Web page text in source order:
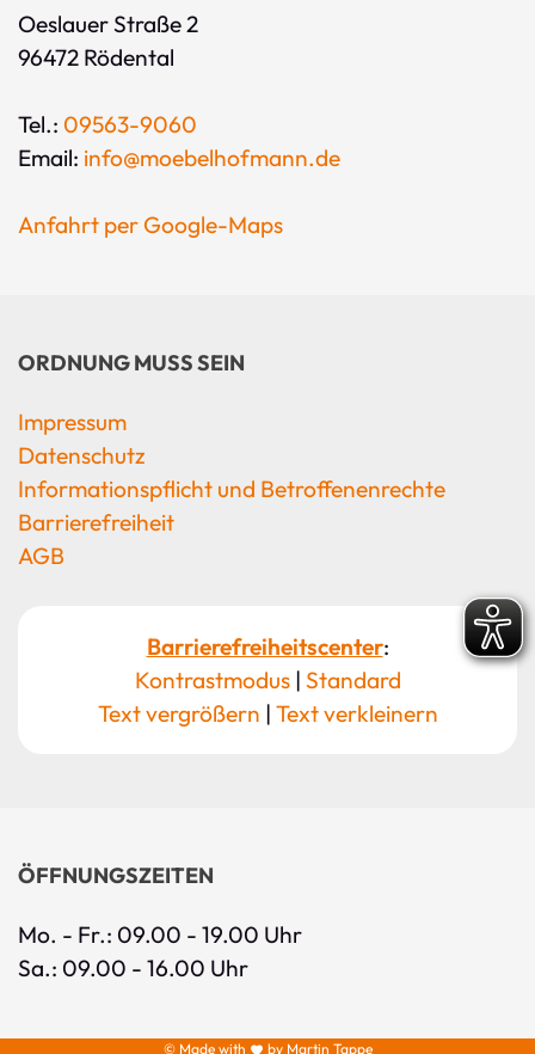
Oeslauer Straße 2
96472 Rödental
Tel.: 09563-9060
Email: info@moebelhofmann.de
Anfahrt per Google-Maps
ORDNUNG MUSS SEIN
Impressum
Datenschutz
Informationspflicht und Betroffenenrechte
Barrierefreiheit
AGB
Barrierefreiheitscenter:
Kontrastmodus| Standard
Text vergrößern | Text verkleinern
ÖFFNUNGSZEITEN
Mo. - Fr.: 09.00 - 19.00 Uhr
Sa.: 09.00 - 16.00 Uhr
© Made with by Martin Tappe